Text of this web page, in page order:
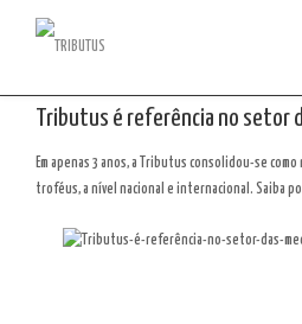
Tributus é referência no setor
Em apenas 3 anos, a Tributus consolidou-se
troféus, a nível nacional e internacional. Saiba